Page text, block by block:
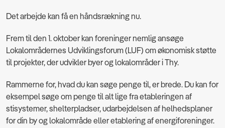
Det arbejde kan få en håndsrækning nu.
Frem til den 1. oktober kan foreninger nemlig ansøge
Lokalområdernes Udviklingsforum (LUF) om økonomisk støtte
til projekter, der udvikler byer og lokalområder i Thy.
Rammerne for, hvad du kan søge penge til, er brede. Du kan for
eksempel søge om penge til alt lige fra etableringen af
stisystemer, shelterpladser, udarbejdelsen af helhedsplaner
for din by og lokalområde eller etablering af energiforeninger.